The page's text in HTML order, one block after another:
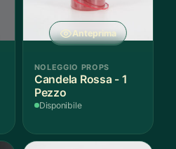
Anteprima
NOLEGGIO PROPS
Candela Rossa - 1
Pezzo
Disponibile